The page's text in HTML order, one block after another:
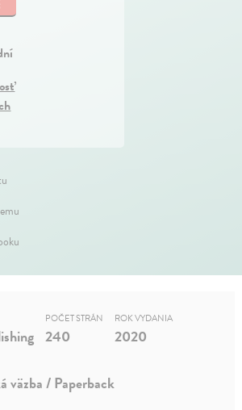
POČET STRÁN
240
ROK VYDANIA
2020
väzba / Paperback